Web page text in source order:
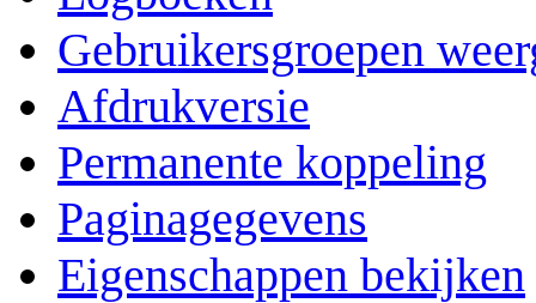
Gebruikersgroepen
Afdrukversie
Permanente koppeling
Paginagegevens
Eigenschappen bekijken